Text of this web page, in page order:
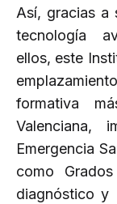
Así, gracias a
tecnología
ellos, este
formativa
Valenciana,
Emergencia
como
diagnóstico y